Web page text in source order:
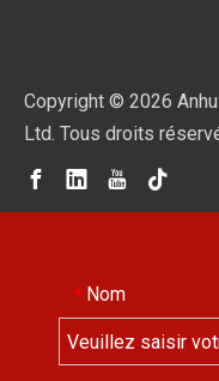
Copyright © 2026
Ltd. Tous droits
* Nom